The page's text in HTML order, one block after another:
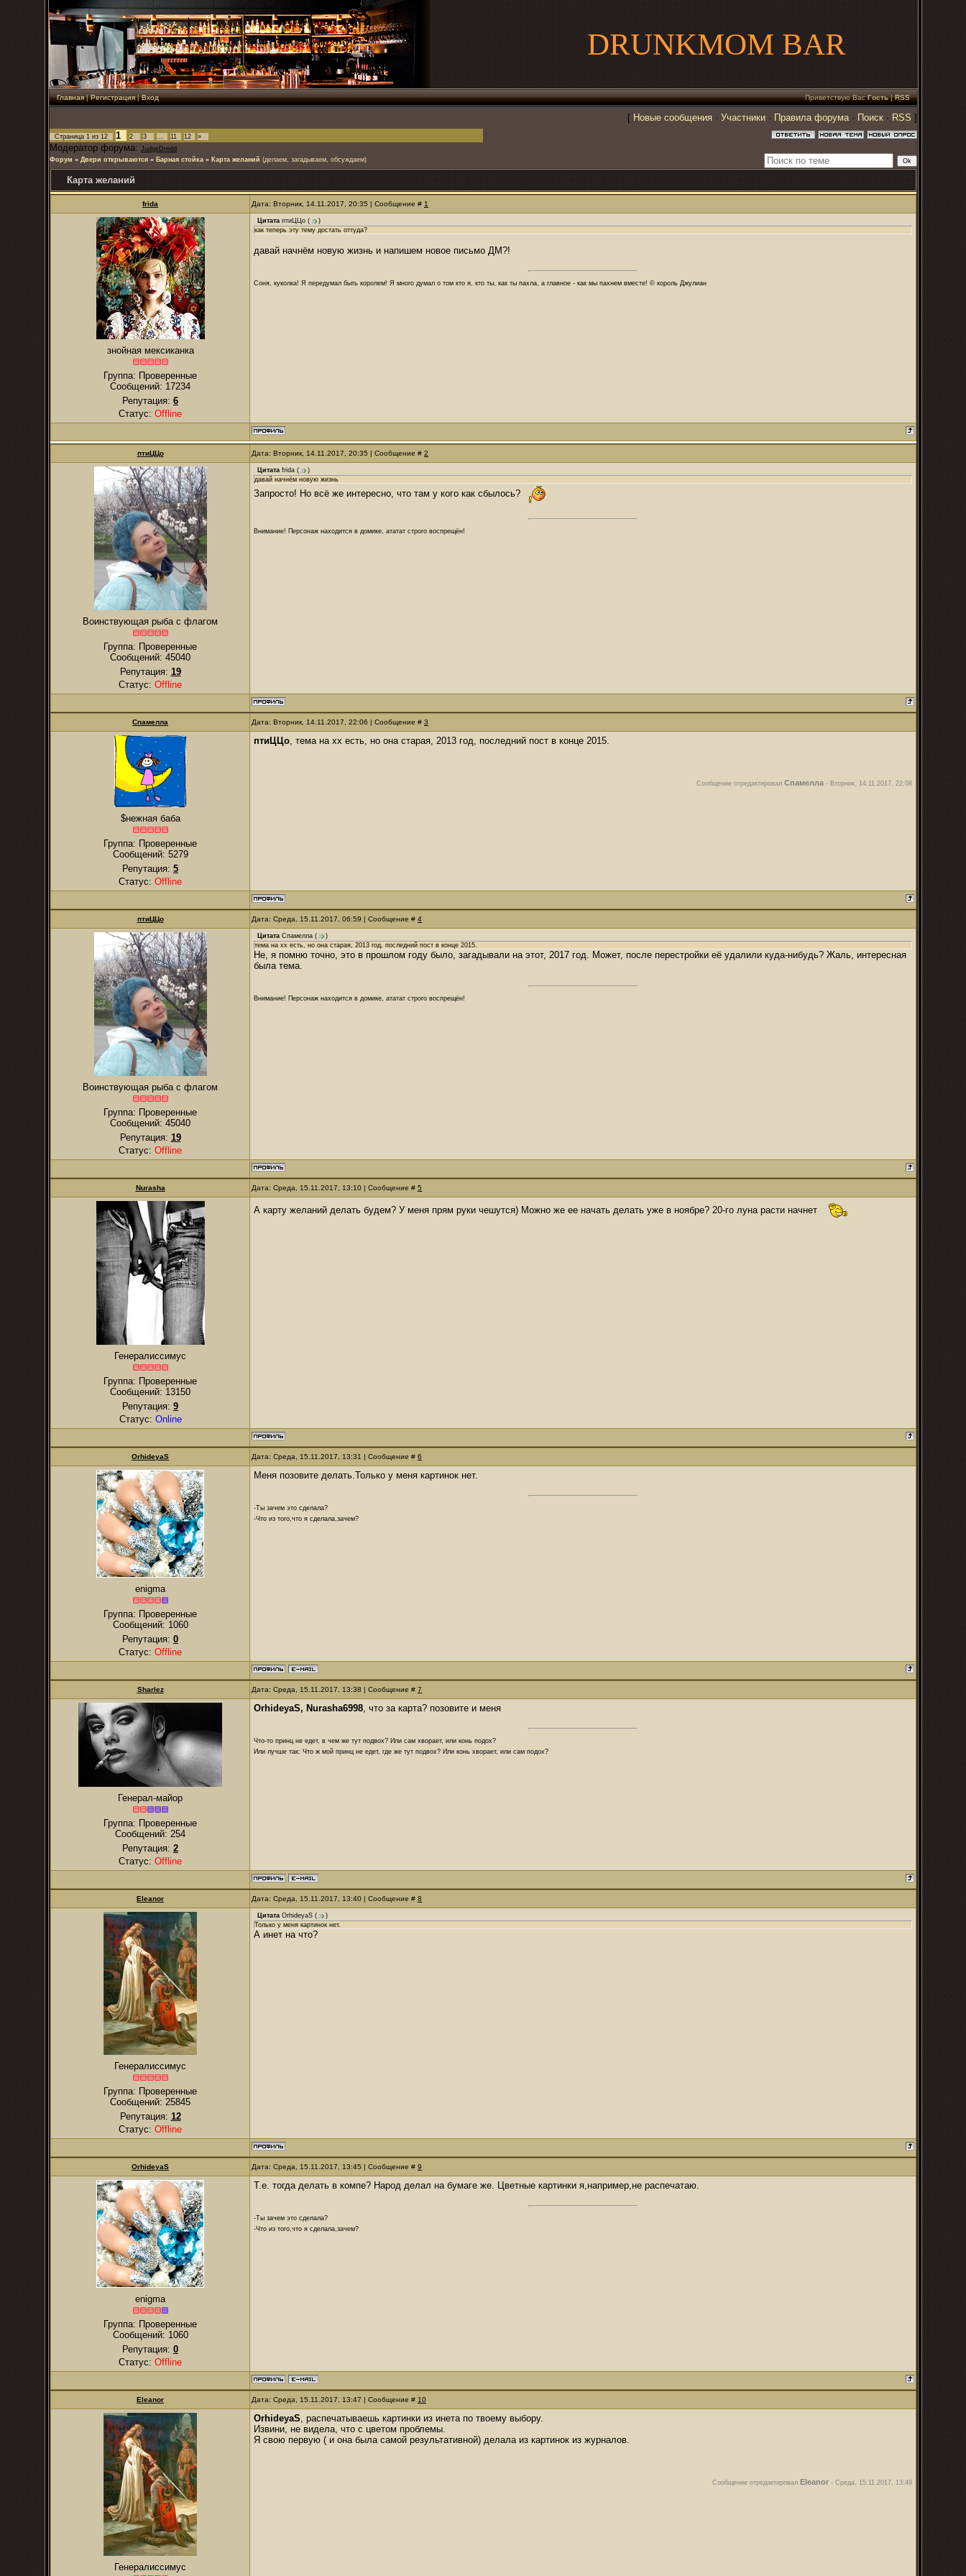
DRUNKMOM BAR
Главная|Регистрация|Вход Приветствую Вас Гость|RSS
[ Новые сообщения · Участники · Правила форума· Поиск · RSS ]
Страница 1 из 12 1 2 3 … 11 12 »
Модератор форума: JudgeDredd
Форум » Двери открываются » Барная стойка » Карта желаний (делаем, загадываем, обсуждаем)
Карта желаний
frida Дата: Вторник, 14.11.2017, 20:35 | Сообщение # 1
знойная мексиканка
Группа: Проверенные
Сообщений: 17234
Репутация: 6
Статус: Offline
Цитата птиЦЦо (
)
как теперь эту тему достать оттуда?
давай начнём новую жизнь и напишем новое письмо ДМ?!
Соня, куколка! Я передумал быть королем! Я много думал о том кто я, кто ты, как ты пахла, а главное - как мы пахнем вместе! © король Джулиан
птиЦЦо Дата: Вторник, 14.11.2017, 20:35 | Сообщение # 2
Воинствующая рыба с флагом
Группа: Проверенные
Сообщений: 45040
Репутация: 19
Статус: Offline
Цитата frida (
)
давай начнём новую жизнь
Запросто! Но всё же интересно, что там у кого как сбылось?
Внимание! Персонаж находится в домике, ататат строго воспрещён!
Спамелла Дата: Вторник, 14.11.2017, 22:06 | Сообщение # 3
$нежная баба
Группа: Проверенные
Сообщений: 5279
Репутация: 5
Статус: Offline
птиЦЦо, тема на хх есть, но она старая, 2013 год, последний пост в конце 2015.
Сообщение отредактировал Спамелла - Вторник, 14.11.2017, 22:08
птиЦЦо Дата: Среда, 15.11.2017, 06:59 | Сообщение # 4
Воинствующая рыба с флагом
Группа: Проверенные
Сообщений: 45040
Репутация: 19
Статус: Offline
Цитата Спамелла (
)
тема на хх есть, но она старая, 2013 год, последний пост в конце 2015.
Не, я помню точно, это в прошлом году было, загадывали на этот, 2017 год. Может, после перестройки её удалили куда-нибудь? Жаль, интересная
была тема.
Внимание! Персонаж находится в домике, ататат строго воспрещён!
Nurаsha Дата: Среда, 15.11.2017, 13:10 | Сообщение # 5
Генералиссимус
Группа: Проверенные
Сообщений: 13150
Репутация: 9
Статус: Online
А карту желаний делать будем? У меня прям руки чешутся) Можно же ее начать делать уже в ноябре? 20-го луна расти начнет
OrhideyaS Дата: Среда, 15.11.2017, 13:31 | Сообщение # 6
enigma
Группа: Проверенные
Сообщений: 1060
Репутация: 0
Статус: Offline
Меня позовите делать.Только у меня картинок нет.
-Ты зачем это сделала?
-Что из того,что я сделала,зачем?
Sharlez Дата: Среда, 15.11.2017, 13:38 | Сообщение # 7
Генерал-майор
Группа: Проверенные
Сообщений: 254
Репутация: 2
Статус: Offline
OrhideyaS, Nurasha6998, что за карта? позовите и меня
Что-то принц не едет, в чем же тут подвох? Или сам хворает, или конь подох?
Или лучше так: Что ж мой принц не едет, где же тут подвох? Или конь хворает, или сам подох?
Eleanor Дата: Среда, 15.11.2017, 13:40 | Сообщение # 8
Генералиссимус
Группа: Проверенные
Сообщений: 25845
Репутация: 12
Статус: Offline
Цитата OrhideyaS (
)
Только у меня картинок нет.
А инет на что?
OrhideyaS Дата: Среда, 15.11.2017, 13:45 | Сообщение # 9
enigma
Группа: Проверенные
Сообщений: 1060
Репутация: 0
Статус: Offline
Т.е. тогда делать в компе? Народ делал на бумаге же. Цветные картинки я,например,не распечатаю.
-Ты зачем это сделала?
-Что из того,что я сделала,зачем?
Eleanor Дата: Среда, 15.11.2017, 13:47 | Сообщение # 10
Генералиссимус
OrhideyaS, распечатываешь картинки из инета по твоему выбору.
Извини, не видела, что с цветом проблемы.
Я свою первую ( и она была самой результативной) делала из картинок из журналов.
Сообщение отредактировал Eleanor - Среда, 15.11.2017, 13:49